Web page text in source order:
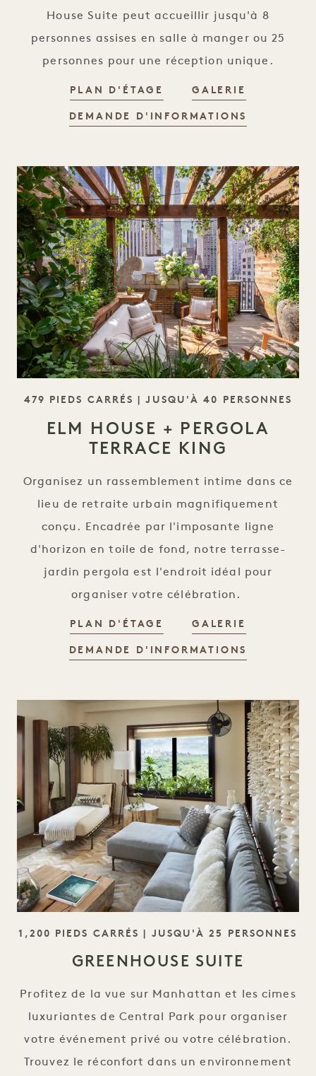
House Suite peut accueillir jusqu'à 8
personnes assises en salle à manger ou 25
personnes pour une réception unique.
PLAN D'ÉTAGE ELM HOUSE SUITE
GALERIE
DEMANDE D'INFORMATIONS
SLOGAN
479 PIEDS CARRÉS | JUSQU'À 40 PERSONNES
ELM HOUSE + PERGOLA
TERRACE KING
Organisez un rassemblement intime dans ce
lieu de retraite urbain magnifiquement
conçu. Encadrée par l'imposante ligne
d'horizon en toile de fond, notre terrasse-
jardin pergola est l'endroit idéal pour
organiser votre célébration.
PLAN D'ÉTAGE ELM HOUSE +
GALERIE
DEMANDE D'INFORMATIONS
SLOGAN
1,200 PIEDS CARRÉS | JUSQU'À 25 PERSONNES
GREENHOUSE SUITE
Profitez de la vue sur Manhattan et les cimes
luxuriantes de Central Park pour organiser
votre événement privé ou votre célébration.
Trouvez le réconfort dans un environnement